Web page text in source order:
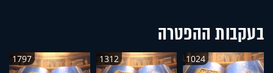
בעקבות ההפטרה
1024
1312
1797